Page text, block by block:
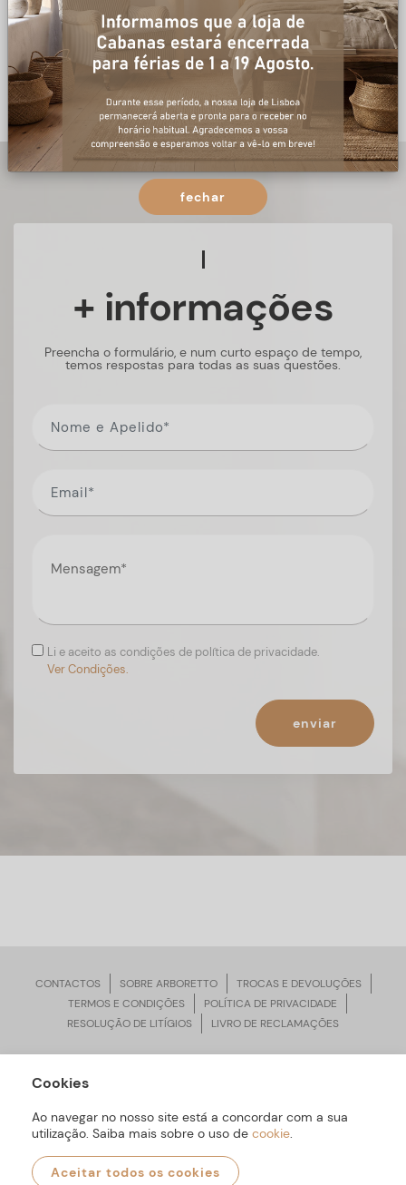
+ informações
Preencha o formulário, e num curto espaço de tempo,
temos respostas para todas as suas questões.
Li e aceito as condições de política de privacidade.
Ver Condições.
enviar
CONTACTOS SOBRE ARBORETTO
TROCAS E DEVOLUÇÕES
TERMOS E CONDIÇÕES
POLÍTICA DE PRIVACIDADE
RESOLUÇÃO DE LITÍGIOS
LIVRO DE RECLAMAÇÕES
ARBORETTO © Todos os Direitos Reservados | Desenvolvido por
Cookies
Ao navegar no nosso site está a concordar com a sua
utilização. Saiba mais sobre o uso de cookie.
Aceitar todos os cookies
fechar